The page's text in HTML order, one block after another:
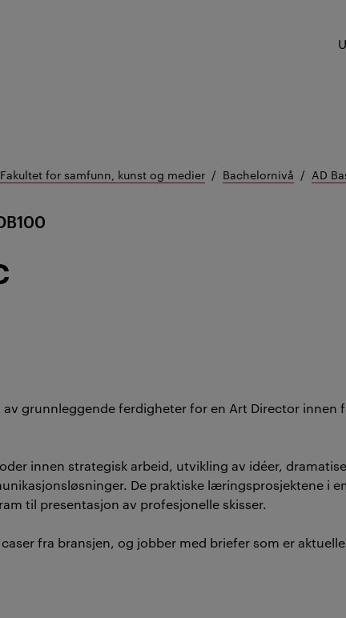
Fakultet for samfunn, kunst og medier Bachelornivå AD
grunnleggende ferdigheter for en Art Director innen
innen strategisk arbeid, utvikling av idéer,
De praktiske læringsprosjektene i
til presentasjon av profesjonelle skisser.
fra bransjen, og jobber med briefer som er